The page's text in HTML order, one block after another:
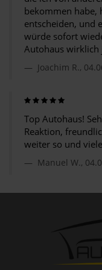
bekommen habe,
entscheiden, und
würde sofort
Autohaus wirklich
Joachim R.,
Top Autohaus!
Reaktion,
weiter so und
Manuel W.,